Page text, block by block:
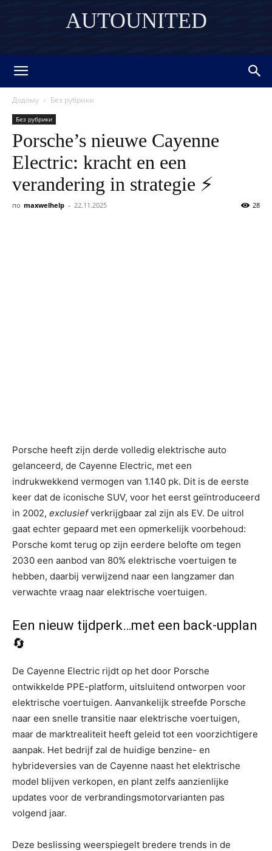
AUTOUNITED
Додому Без рубрики
Без рубрики
Porsche’s nieuwe Cayenne
Electric: kracht en een
verandering in strategie ⚡
по maxwelhelp - 22.11.2025 28
Porsche heeft zijn derde volledig elektrische auto
gelanceerd, de Cayenne Electric, met een
indrukwekkend vermogen van 1.140 pk. Dit is de eerste
keer dat de iconische SUV, voor het eerst geïntroduceerd
in 2002, exclusiefverkrijgbaar zal zijn als EV. De uitrol
gaat echter gepaard met een opmerkelijk voorbehoud:
Porsche komt terug op zijn eerdere belofte om tegen
2030 een aanbod van 80% elektrische voertuigen te
hebben, daarbij verwijzend naar een langzamer dan
verwachte vraag naar elektrische voertuigen.
Een nieuw tijdperk…met een back-upplan
🔄
De Cayenne Electric rijdt op het door Porsche
ontwikkelde PPE-platform, uitsluitend ontworpen voor
elektrische voertuigen. Aanvankelijk streefde Porsche
naar een snelle transitie naar elektrische voertuigen,
maar de marktrealiteit heeft geleid tot een voorzichtigere
aanpak. Het bedrijf zal de huidige benzine- en
hybrideversies van de Cayenne naast het elektrische
model blijven verkopen, en plant zelfs aanzienlijke
updates voor de verbrandingsmotorvarianten pas
volgend jaar.
Deze beslissing weerspiegelt bredere trends in de